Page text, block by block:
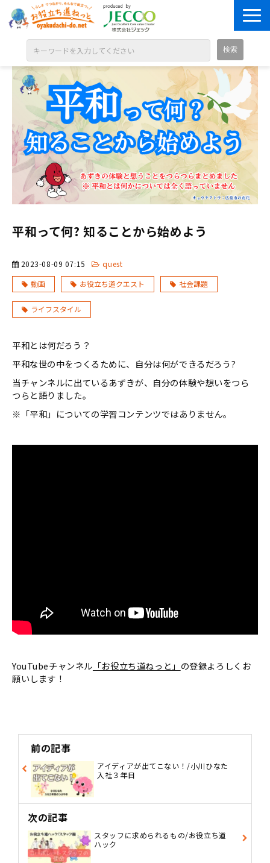
目的別に探す
ジャンル別に探す
シリーズ別に探す
OPEN BADGE
GALLERY
お知らせ
SOLUTION
平和って何? 知ることから始めよう
2023-08-09 07:15
quest
動画
お役立ち道クエスト 社会課題
ライフスタイル
平和とは何だろう？
平和な世の中をつくるために、自分は何ができるだろう?
当チャンネルに出ているあずきが、自分の体験や想いをつら
つらと語りました。
※「平和」についての学習コンテンツではありません。
YouTubeチャンネル 「お役立ち道ねっと」 の登録よろしくお
願いします！
前の記事
アイディアが出てこない！/小川ひなた
入社３年目
次の記事
スタッフに求められるもの/お役立ち道
ハック